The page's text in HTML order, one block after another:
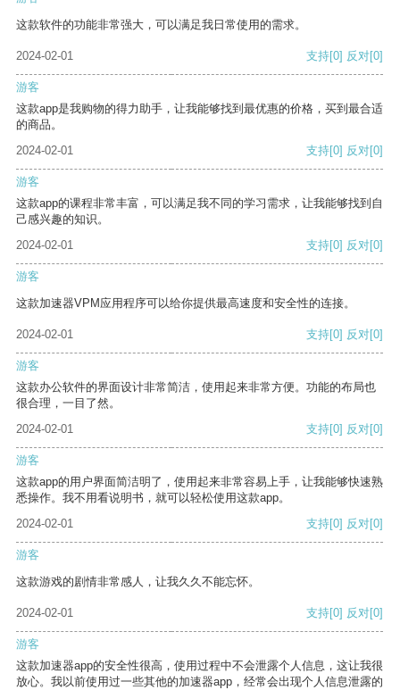
这款软件的功能非常强大，可以满足我日常使用的需求。
2024-02-01 支持[0] 反对[0]
游客
这款app是我购物的得力助手，让我能够找到最优惠的价格，买到最合适
的商品。
2024-02-01
支持[0] 反对[0]
游客
这款app的课程非常丰富，可以满足我不同的学习需求，让我能够找到自
己感兴趣的知识。
2024-02-01
支持[0] 反对[0]
游客
这款加速器VPM应用程序可以给你提供最高速度和安全性的连接。
2024-02-01 支持[0] 反对[0]
游客
这款办公软件的界面设计非常简洁，使用起来非常方便。功能的布局也
很合理，一目了然。
2024-02-01
支持[0] 反对[0]
游客
这款app的用户界面简洁明了，使用起来非常容易上手，让我能够快速熟
悉操作。我不用看说明书，就可以轻松使用这款app。
2024-02-01
支持[0] 反对[0]
游客
这款游戏的剧情非常感人，让我久久不能忘怀。
2024-02-01 支持[0] 反对[0]
游客
这款加速器app的安全性很高，使用过程中不会泄露个人信息，这让我很
放心。我以前使用过一些其他的加速器app，经常会出现个人信息泄露的